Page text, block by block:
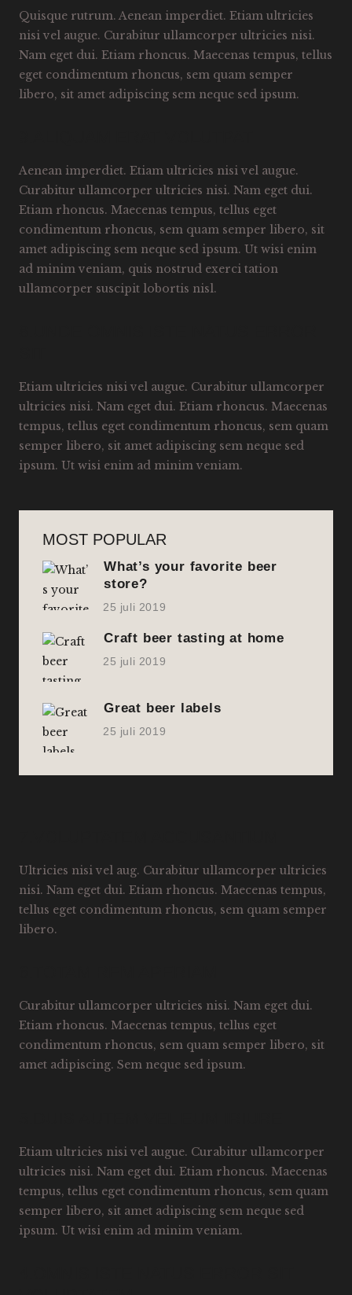
Quisque rutrum. Aenean imperdiet. Etiam ultricies
nisi vel augue. Curabitur ullamcorper ultricies nisi.
Nam eget dui. Etiam rhoncus. Maecenas tempus, tellus
eget condimentum rhoncus, sem quam semper
libero, sit amet adipiscing sem neque sed ipsum.
Aenean imperdiet. Etiam ultricies nisi vel augue.
Curabitur ullamcorper ultricies nisi. Nam eget dui.
Etiam rhoncus. Maecenas tempus, tellus eget
condimentum rhoncus, sem quam semper libero, sit
amet adipiscing sem neque sed ipsum. Ut wisi enim
ad minim veniam, quis nostrud exerci tation
ullamcorper suscipit lobortis nisl.
Etiam ultricies nisi vel augue. Curabitur ullamcorper
ultricies nisi. Nam eget dui. Etiam rhoncus. Maecenas
tempus, tellus eget condimentum rhoncus, sem quam
semper libero, sit amet adipiscing sem neque sed
ipsum. Ut wisi enim ad minim veniam.
MOST POPULAR
What’s your favorite beer
store?
25 juli 2019
Craft beer tasting at home
25 juli 2019
Great beer labels
25 juli 2019
Ultricies nisi vel aug. Curabitur ullamcorper ultricies
nisi. Nam eget dui. Etiam rhoncus. Maecenas tempus,
tellus eget condimentum rhoncus, sem quam semper
libero.
Curabitur ullamcorper ultricies nisi. Nam eget dui.
Etiam rhoncus. Maecenas tempus, tellus eget
condimentum rhoncus, sem quam semper libero, sit
amet adipiscing. Sem neque sed ipsum.
Etiam ultricies nisi vel augue. Curabitur ullamcorper
ultricies nisi. Nam eget dui. Etiam rhoncus. Maecenas
tempus, tellus eget condimentum rhoncus, sem quam
semper libero, sit amet adipiscing sem neque sed
ipsum. Ut wisi enim ad minim veniam.